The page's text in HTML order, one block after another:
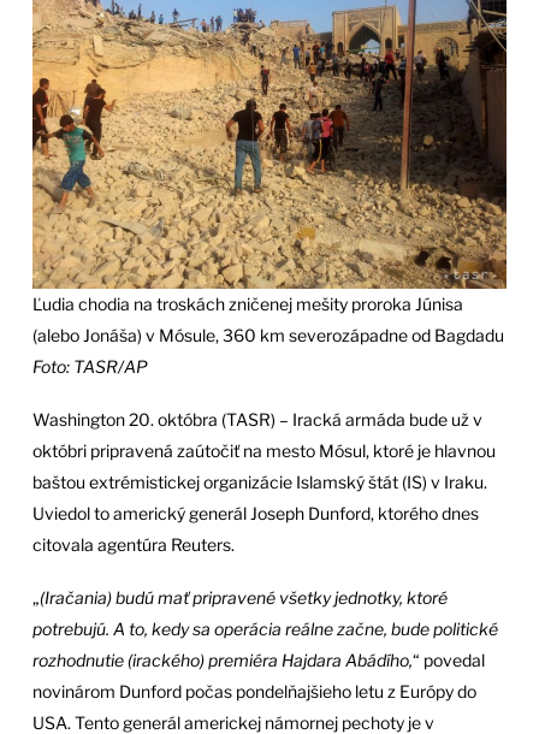
Ľudia chodia na troskách zničenej mešity proroka Júnisa
(alebo Jonáša) v Mósule, 360 km severozápadne od Bagdadu
Foto: TASR/AP
Washington 20. októbra (TASR) – Iracká armáda bude už v
októbri pripravená zaútočiť na mesto Mósul, ktoré je hlavnou
baštou extrémistickej organizácie Islamský štát (IS) v Iraku.
Uviedol to americký generál Joseph Dunford, ktorého dnes
citovala agentúra Reuters.
„(Iračania) budú mať pripravené všetky jednotky, ktoré
potrebujú. A to, kedy sa operácia reálne začne, bude politické
rozhodnutie (irackého) premiéra Hajdara Abádího,“ povedal
novinárom Dunford počas pondelňajšieho letu z Európy do
USA. Tento generál americkej námornej pechoty je v